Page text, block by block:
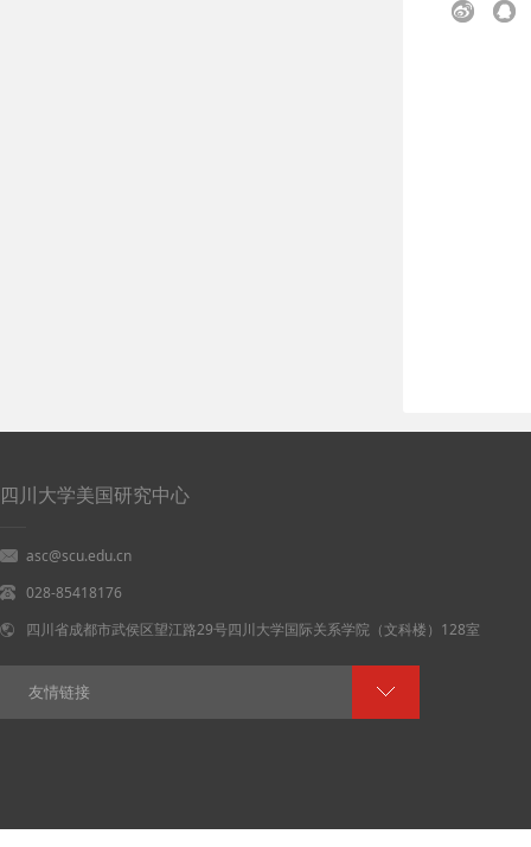
四川大学美国研究中心
asc@scu.edu.cn
028-85418176
四川省成都市武侯区望江路29号四川大学国际关系学院（文科楼）128室
友情链接